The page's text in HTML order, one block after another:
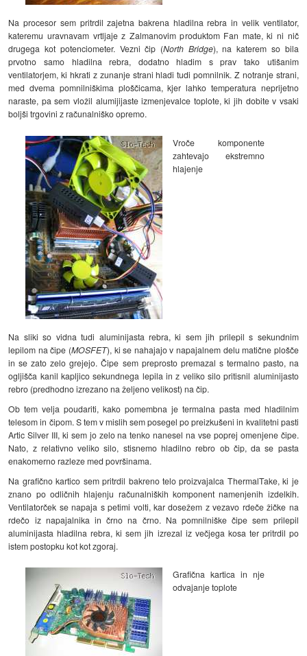
Na procesor sem pritrdil zajetna bakrena hladilna rebra in velik ventilator,
kateremu uravnavam vrtljaje z Zalmanovim produktom Fan mate, ki ni nič
drugega kot potenciometer. Vezni čip (North Bridge), na katerem so bila
prvotno samo hladilna rebra, dodatno hladim s prav tako utišanim
ventilatorjem, ki hkrati z zunanje strani hladi tudi pomnilnik. Z notranje strani,
med dvema pomnilniškima ploščicama, kjer lahko temperatura neprijetno
naraste, pa sem vložil alumijijaste izmenjevalce toplote, ki jih dobite v vsaki
boljši trgovini z računalniško opremo.
Vroče komponente
zahtevajo ekstremno
hlajenje
Na sliki so vidna tudi aluminijasta rebra, ki sem jih prilepil s sekundnim
lepilom na čipe (MOSFET), ki se nahajajo v napajalnem delu matične plošče
in se zato zelo grejejo. Čipe sem preprosto premazal s termalno pasto, na
ogljišča kanil kapljico sekundnega lepila in z veliko silo pritisnil aluminijasto
rebro (predhodno izrezano na željeno velikost) na čip.
Ob tem velja poudariti, kako pomembna je termalna pasta med hladilnim
telesom in čipom. S tem v mislih sem posegel po preizkušeni in kvalitetni pasti
Artic Silver III, ki sem jo zelo na tenko nanesel na vse poprej omenjene čipe.
Nato, z relativno veliko silo, stisnemo hladilno rebro ob čip, da se pasta
enakomerno razleze med površinama.
Na grafično kartico sem pritrdil bakreno telo proizvajalca ThermalTake, ki je
znano po odličnih hlajenju računalniških komponent namenjenih izdelkih.
Ventilatorček se napaja s petimi volti, kar dosežem z vezavo rdeče žičke na
rdečo iz napajalnika in črno na črno. Na pomnilniške čipe sem prilepil
aluminijasta hladilna rebra, ki sem jih izrezal iz večjega kosa ter pritrdil po
istem postopku kot kot zgoraj.
Grafična kartica in nje
odvajanje toplote